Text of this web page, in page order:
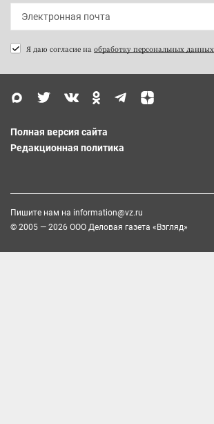
Я даю согласие на обработку персональных данных
Полная версия сайта
Редакционная политика
Пишите нам на information@vz.ru
© 2005 — 2026 ООО Деловая газета «Взгляд»